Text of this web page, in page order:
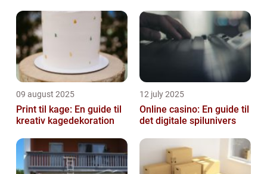
09 august 2025
Print til kage: En guide til
kreativ kagedekoration
12 july 2025
Online casino: En guide til
det digitale spilunivers